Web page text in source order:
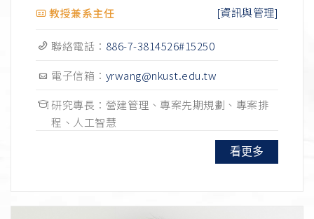
教授兼系主任 [資訊與管理]
聯絡電話： 886-7-3814526#15250
電子信箱： yrwang@nkust.edu.tw
研究專長：營建管理、專案先期規劃、專案排
程、人工智慧
看更多